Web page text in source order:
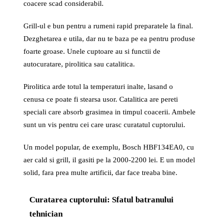
coacere scad considerabil.
Grill-ul e bun pentru a rumeni rapid preparatele la final.
Dezghetarea e utila, dar nu te baza pe ea pentru produse
foarte groase. Unele cuptoare au si functii de
autocuratare, pirolitica sau catalitica.
Pirolitica arde totul la temperaturi inalte, lasand o
cenusa ce poate fi stearsa usor. Catalitica are pereti
speciali care absorb grasimea in timpul coacerii. Ambele
sunt un vis pentru cei care urasc curatatul cuptorului.
Un model popular, de exemplu, Bosch HBF134EA0, cu
aer cald si grill, il gasiti pe la 2000-2200 lei. E un model
solid, fara prea multe artificii, dar face treaba bine.
Curatarea cuptorului: Sfatul batranului
tehnician